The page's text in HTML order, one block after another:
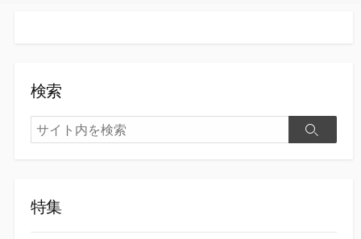
検索
検
索
検
特集